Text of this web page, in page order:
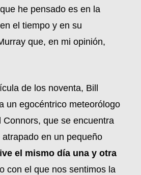
he pensado es en la
el tiempo y en su
que, en mi opinión,
de los noventa, Bill
un egocéntrico meteorólogo
Connors, que se encuentra
en un pequeño
el mismo día una y otra
con el que nos sentimos la